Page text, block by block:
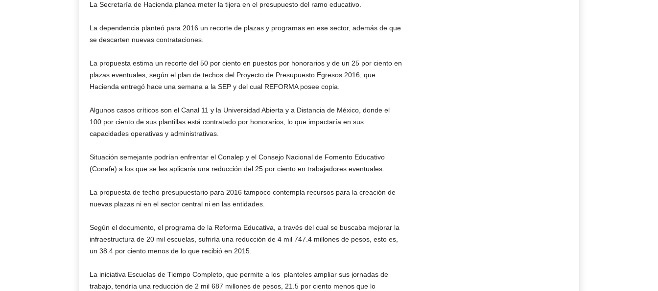
La Secretaría de Hacienda planea meter la tijera en el presupuesto del ramo educativo.
La dependencia planteó para 2016 un recorte de plazas y programas en ese sector, además de que
se descarten nuevas contrataciones.
La propuesta estima un recorte del 50 por ciento en puestos por honorarios y de un 25 por ciento en
plazas eventuales, según el plan de techos del Proyecto de Presupuesto Egresos 2016, que
Hacienda entregó hace una semana a la SEP y del cual REFORMA posee copia.
Algunos casos críticos son el Canal 11 y la Universidad Abierta y a Distancia de México, donde el
100 por ciento de sus plantillas está contratado por honorarios, lo que impactaría en sus
capacidades operativas y administrativas.
Situación semejante podrían enfrentar el Conalep y el Consejo Nacional de Fomento Educativo
(Conafe) a los que se les aplicaría una reducción del 25 por ciento en trabajadores eventuales.
La propuesta de techo presupuestario para 2016 tampoco contempla recursos para la creación de
nuevas plazas ni en el sector central ni en las entidades.
Según el documento, el programa de la Reforma Educativa, a través del cual se buscaba mejorar la
infraestructura de 20 mil escuelas, sufriría una reducción de 4 mil 747.4 millones de pesos, esto es,
un 38.4 por ciento menos de lo que recibió en 2015.
La iniciativa Escuelas de Tiempo Completo, que permite a los planteles ampliar sus jornadas de
trabajo, tendría una reducción de 2 mil 687 millones de pesos, 21.5 por ciento menos que lo